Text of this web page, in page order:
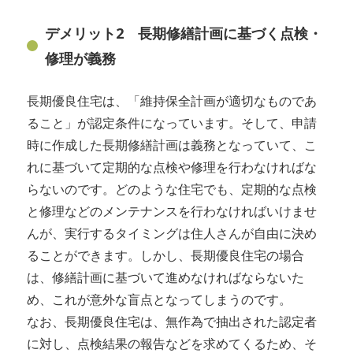
デメリット2 長期修繕計画に基づく点検・
修理が義務
長期優良住宅は、「維持保全計画が適切なものであ
ること」が認定条件になっています。そして、申請
時に作成した長期修繕計画は義務となっていて、こ
れに基づいて定期的な点検や修理を行わなければな
らないのです。どのような住宅でも、定期的な点検
と修理などのメンテナンスを行わなければいけませ
んが、実行するタイミングは住人さんが自由に決め
ることができます。しかし、長期優良住宅の場合
は、修繕計画に基づいて進めなければならないた
め、これが意外な盲点となってしまうのです。
なお、長期優良住宅は、無作為で抽出された認定者
に対し、点検結果の報告などを求めてくるため、そ